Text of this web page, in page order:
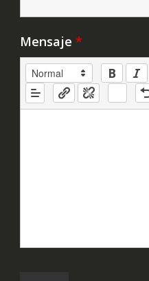
Mensaje *